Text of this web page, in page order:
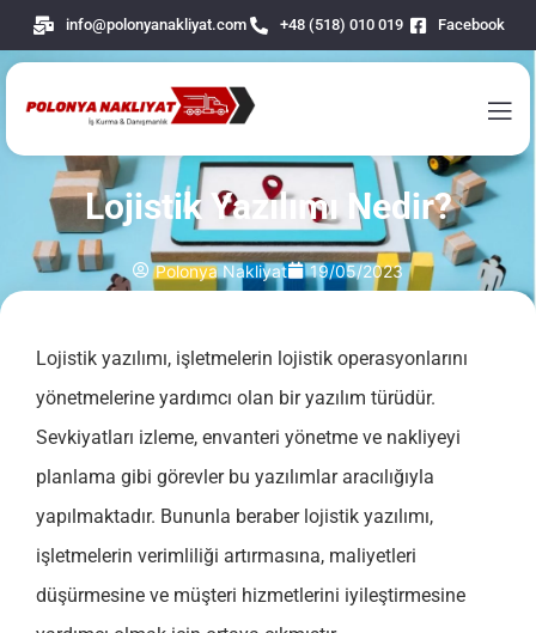
info@polonyanakliyat.com +48 (518) 010 019 Facebook
Lojistik Yazılımı Nedir?
Polonya Nakliyat 19/05/2023
Lojistik yazılımı, işletmelerin lojistik operasyonlarını
yönetmelerine yardımcı olan bir yazılım türüdür.
Sevkiyatları izleme, envanteri yönetme ve nakliyeyi
planlama gibi görevler bu yazılımlar aracılığıyla
yapılmaktadır. Bununla beraber lojistik yazılımı,
işletmelerin verimliliği artırmasına, maliyetleri
düşürmesine ve müşteri hizmetlerini iyileştirmesine